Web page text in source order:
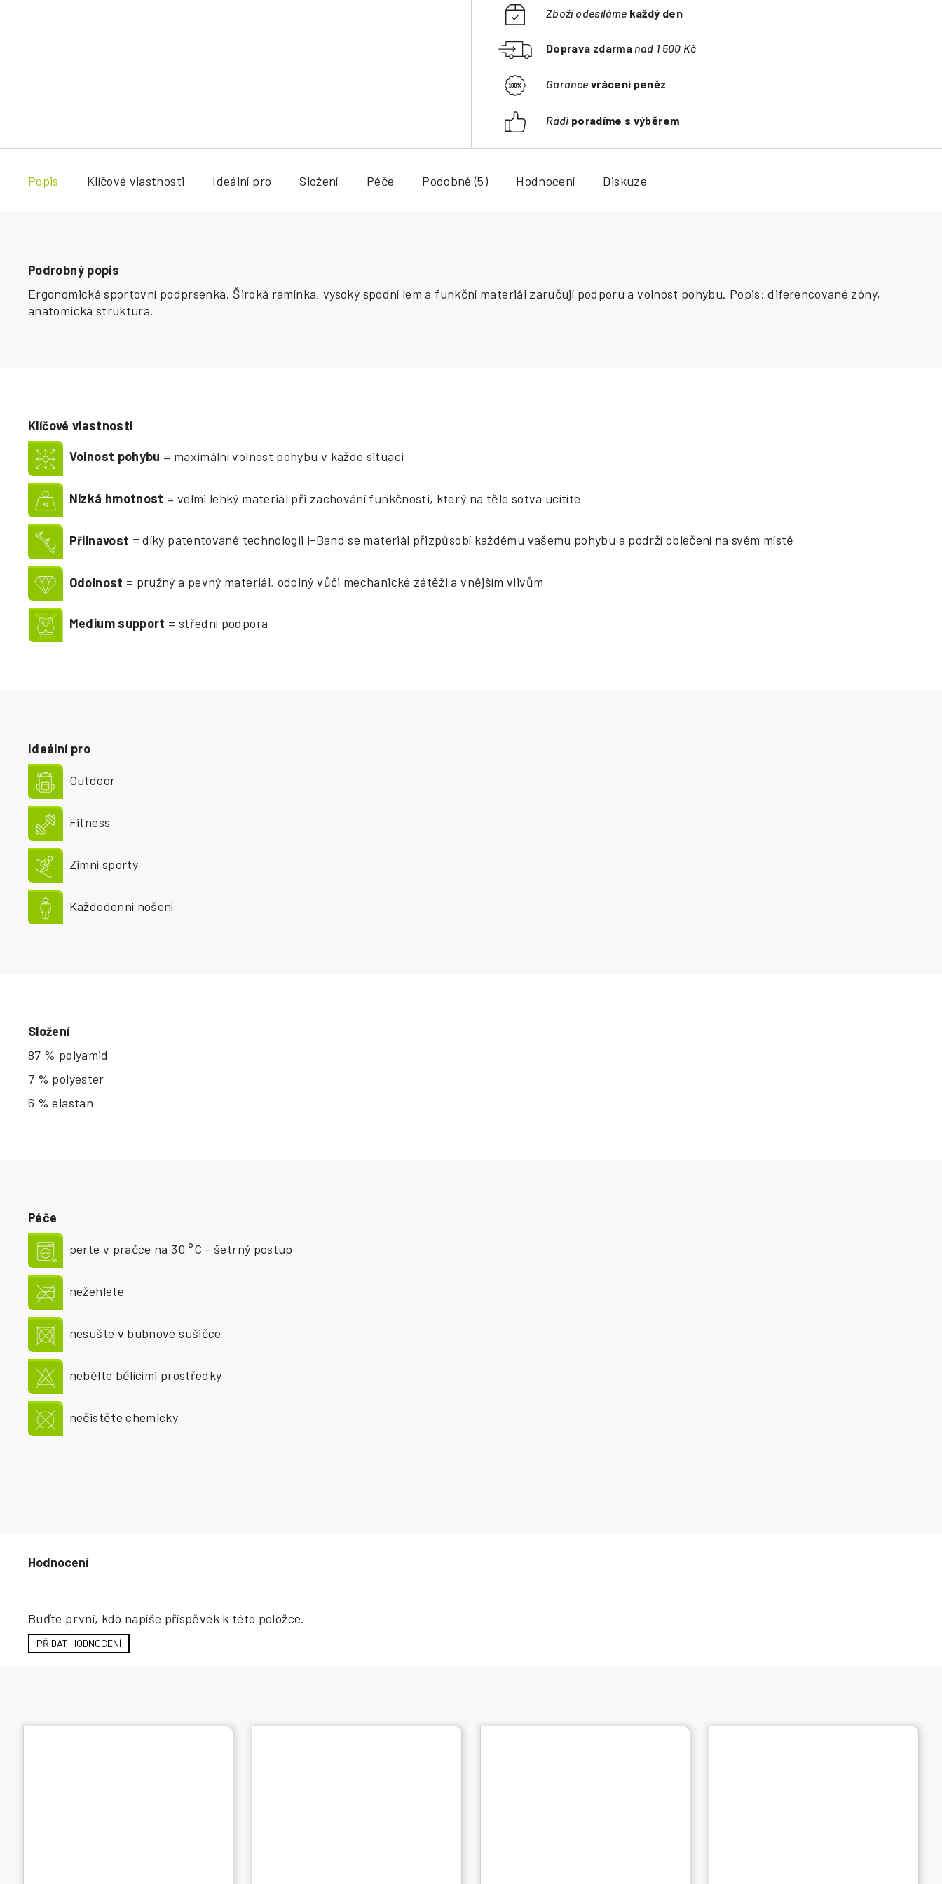
Zboží odesíláme každý den
Doprava zdarma nad 1 500 Kč
Garance vrácení peněz
Rádi poradíme s výběrem
Popis Klíčové vlastnosti Ideální pro Složení Péče Podobné (5) Hodnocení Diskuze
Podrobný popis
Ergonomická sportovní podprsenka. Široká ramínka, vysoký spodní lem a funkční materiál zaručují podporu a volnost pohybu. Popis: diferencované zóny,
anatomická struktura.
Buďte první, kdo napíše příspěvek k této položce.
PŘIDAT HODNOCENÍ
Péče
perte v pračce na 30 °C - šetrný postup
nežehlete
nesušte v bubnové sušičce
nebělte bělícími prostředky
nečistěte chemicky
Složení
87 % polyamid
7 % polyester
6 % elastan
Ideální pro
Outdoor
Fitness
Zimní sporty
Každodenní nošení
Klíčové vlastnosti
Volnost pohybu = maximální volnost pohybu v každé situaci
Nízká hmotnost = velmi lehký materiál při zachování funkčnosti, který na těle sotva ucítíte
Přilnavost = díky patentované technologii i-Band se materiál přizpůsobí každému vašemu pohybu a podrží oblečení na svém místě
Odolnost = pružný a pevný materiál, odolný vůči mechanické zátěži a vnějším vlivům
Medium support = střední podpora